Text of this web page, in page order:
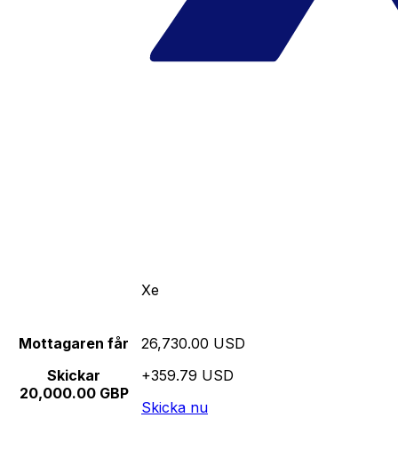
Xe
Mottagaren får
Skickar
20,000.00 GBP
26,730.00 USD
+359.79 USD
Skicka nu